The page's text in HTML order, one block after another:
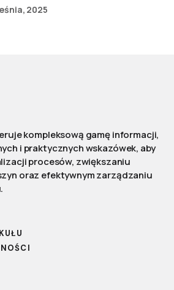
2025
kompleksową gamę informacji,
i praktycznych wskazówek, aby
procesów, zwiększaniu
oraz efektywnym zarządzaniu